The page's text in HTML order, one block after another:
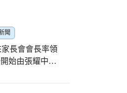
好好感謝老師
聞
長會會長率領